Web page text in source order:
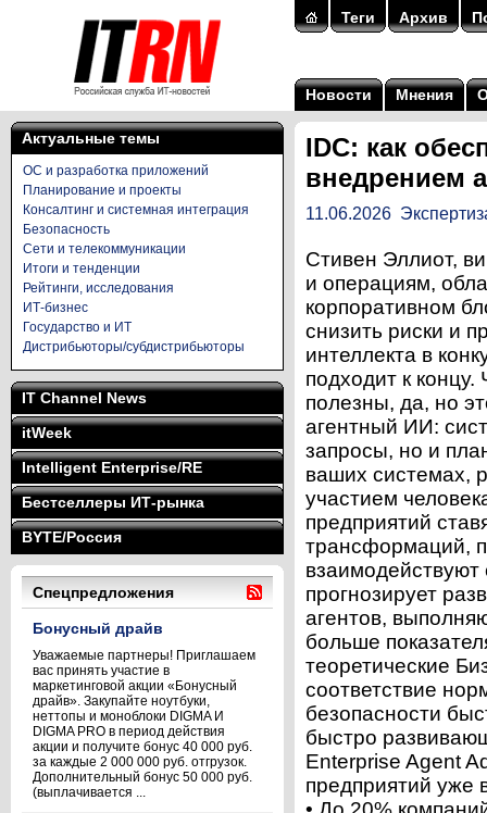
Теги Архив
Новости Мнения
Актуальные темы
ОС и разработка приложений
Планирование и проекты
Консалтинг и системная интеграция
Безопасность
Сети и телекоммуникации
Итоги и тенденции
Рейтинги, исследования
ИТ-бизнес
Государство и ИТ
Дистрибьюторы/субдистрибьюторы
IT Channel News
itWeek
Intelligent Enterprise/RE
Бестселлеры ИТ-рынка
BYTE/Россия
Спецпредложения
Бонусный драйв
Уважаемые партнеры! Приглашаем
вас принять участие в
маркетинговой акции «Бонусный
драйв». Закупайте ноутбуки,
неттопы и моноблоки DIGMA И
DIGMA PRO в период действия
акции и получите бонус 40 000 руб.
за каждые 2 000 000 руб. отгрузок.
Дополнительный бонус 50 000 руб.
(выплачивается ...
IDC: как
внедрением
11.06.2026
Стивен Эллиот,
и операциям,
корпоративном
снизить риски и
интеллекта в
подходит к
полезны, да, но
агентный ИИ:
запросы, но и
ваших системах,
участием
предприятий
трансформаций,
прогнозирует
агентов,
больше
теоретические
соответствие
безопасности
быстро
Enterprise Agent
предприятий